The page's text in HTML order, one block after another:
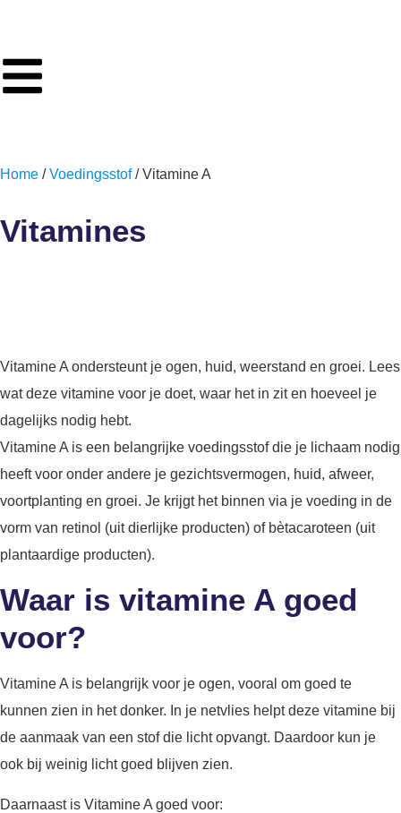
Home /Voedingsstof/ Vitamine A
Vitamines
Vitamine A ondersteunt je ogen, huid, weerstand en groei. Lees
wat deze vitamine voor je doet, waar het in zit en hoeveel je
dagelijks nodig hebt.
Vitamine A is een belangrijke voedingsstof die je lichaam nodig
heeft voor onder andere je gezichtsvermogen, huid, afweer,
voortplanting en groei. Je krijgt het binnen via je voeding in de
vorm van retinol (uit dierlijke producten) of bètacaroteen (uit
plantaardige producten).
Waar is vitamine A goed
voor?
Vitamine A is belangrijk voor je ogen, vooral om goed te
kunnen zien in het donker. In je netvlies helpt deze vitamine bij
de aanmaak van een stof die licht opvangt. Daardoor kun je
ook bij weinig licht goed blijven zien.
Daarnaast is Vitamine A goed voor: